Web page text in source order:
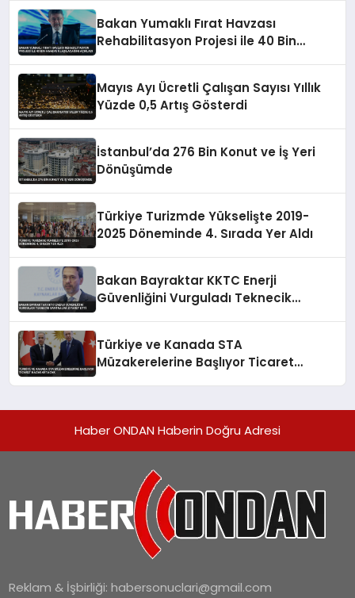
Bakan Yumaklı Fırat Havzası
Rehabilitasyon Projesi ile 40 Bin
Mayıs Ayı Ücretli Çalışan Sayısı Yıllık
Yüzde 0,5 Artış Gösterdi
İstanbul’da 276 Bin Konut ve İş Yeri
Dönüşümde
Türkiye Turizmde Yükselişte 2019-
2025 Döneminde 4. Sırada Yer Aldı
Bakan Bayraktar KKTC Enerji
Güvenliğini Vurguladı Teknecik
Türkiye ve Kanada STA
Müzakerelerine Başlıyor Ticaret
Haber ONDAN Haberin Doğru Adresi
Reklam & İşbirliği:habersonuclari@gmail.com